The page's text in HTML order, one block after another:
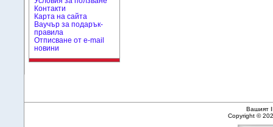
Контакти
Карта на сайта
Ваучър за подарък-
правила
Отписване от e-mail
новини
Вашият
Copyright ©